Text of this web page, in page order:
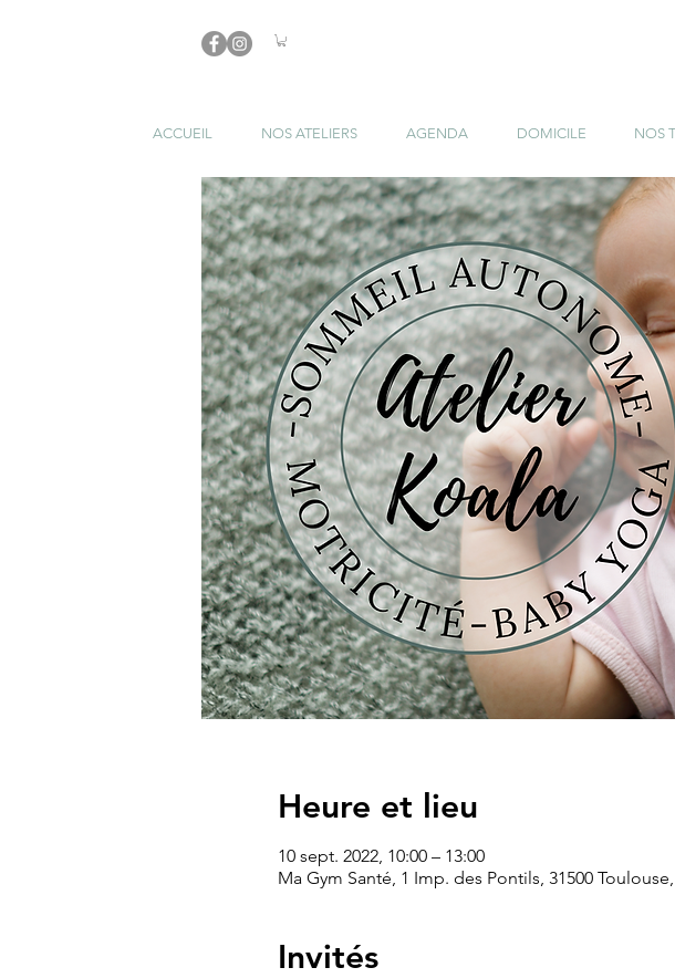
ACCUEIL NOS ATELIERS AGENDA DOMICILE NOS
Heure et lieu
10 sept. 2022, 10:00 – 13:00
Ma Gym Santé, 1 Imp. des Pontils, 31500
Invités